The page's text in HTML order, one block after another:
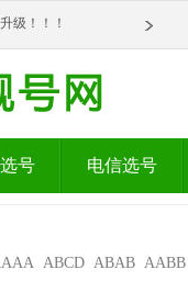
级！！！
号 电信选号
ABCD ABAB AABB